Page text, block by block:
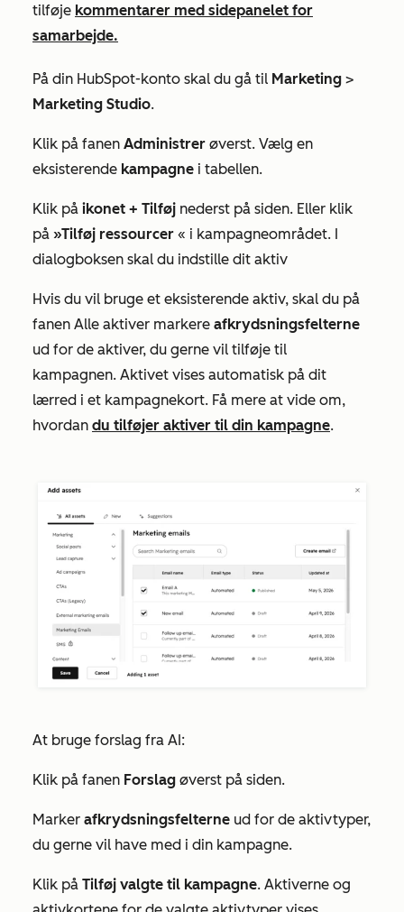
tilføje kommentarer med sidepanelet for
samarbejde.
På din HubSpot-konto skal du gå til Marketing >
Marketing Studio.
Klik på fanen Administrer øverst. Vælg en
eksisterende kampagne i tabellen.
Klik på ikonet + Tilføj nederst på siden. Eller klik
på »Tilføj ressourcer « i kampagneområdet. I
dialogboksen skal du indstille dit aktiv
Hvis du vil bruge et eksisterende aktiv, skal du på
fanen Alle aktiver markere afkrydsningsfelterne
ud for de aktiver, du gerne vil tilføje til
kampagnen. Aktivet vises automatisk på dit
lærred i et kampagnekort. Få mere at vide om,
hvordan du tilføjer aktiver til din kampagne.
At bruge forslag fra AI:
Klik på fanen Forslag øverst på siden.
Marker afkrydsningsfelterne ud for de aktivtyper,
du gerne vil have med i din kampagne.
Klik på Tilføj valgte til kampagne. Aktiverne og